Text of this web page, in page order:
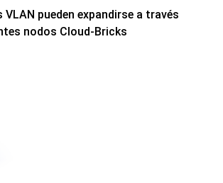
VLAN pueden expandirse a través
nodos Cloud-Bricks